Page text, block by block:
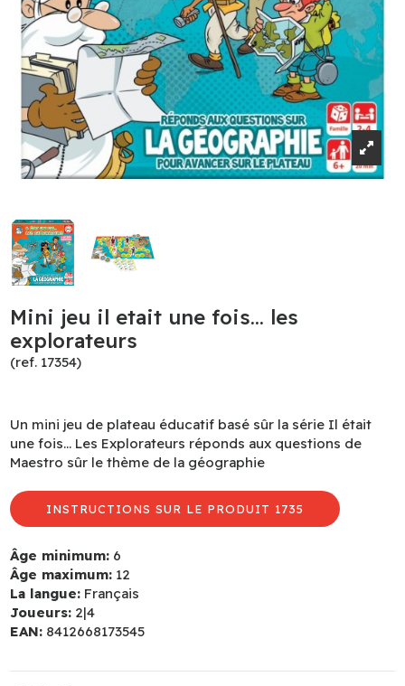
Mini jeu il etait une fois… les
explorateurs
(ref. 17354)
Un mini jeu de plateau éducatif basé sûr la série Il était
une fois… Les Explorateurs réponds aux questions de
Maestro sûr le thème de la géographie
INSTRUCTIONS SUR LE PRODUIT 1735
Âge minimum: 6
Âge maximum: 12
La langue: Français
Joueurs: 2|4
EAN: 8412668173545